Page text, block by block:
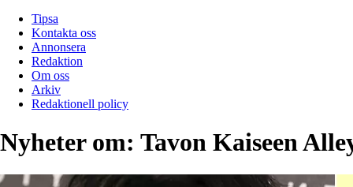
Tipsa
Kontakta oss
Annonsera
Redaktion
Om oss
Arkiv
Redaktionell policy
Nyheter om: Tavon Kaiseen